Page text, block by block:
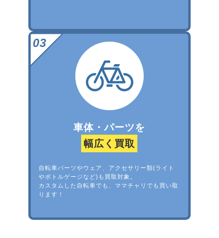
車体・パーツを
幅広く買取
自転車パーツやウェア、アクセサリー類(ライト
やボトルゲージなど)も買取対象。
カスタムした自転車でも、ママチャリでも買い取
ります！